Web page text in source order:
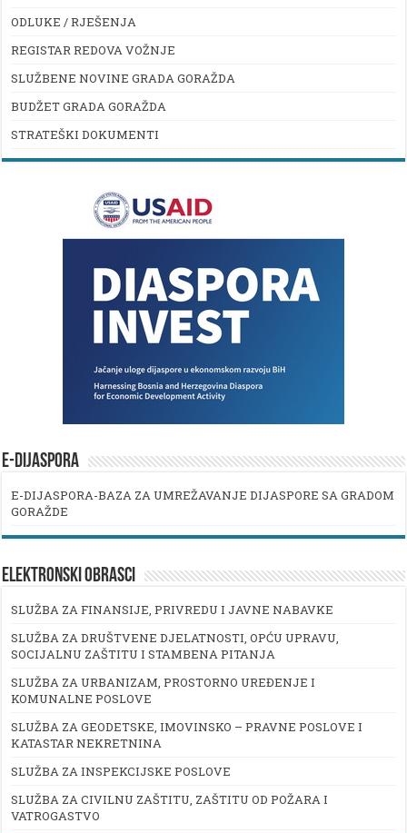
ODLUKE / RJEŠENJA
REGISTAR REDOVA VOŽNJE
SLUŽBENE NOVINE GRADA GORAŽDA
BUDŽET GRADA GORAŽDA
STRATEŠKI DOKUMENTI
E-DIJASPORA
E-DIJASPORA-BAZA ZA UMREŽAVANJE DIJASPORE SA GRADOM
GORAŽDE
ELEKTRONSKI OBRASCI
SLUŽBA ZA FINANSIJE, PRIVREDU I JAVNE NABAVKE
SLUŽBA ZA DRUŠTVENE DJELATNOSTI, OPĆU UPRAVU,
SOCIJALNU ZAŠTITU I STAMBENA PITANJA
SLUŽBA ZA URBANIZAM, PROSTORNO UREĐENJE I
KOMUNALNE POSLOVE
SLUŽBA ZA GEODETSKE, IMOVINSKO – PRAVNE POSLOVE I
KATASTAR NEKRETNINA
SLUŽBA ZA INSPEKCIJSKE POSLOVE
SLUŽBA ZA CIVILNU ZAŠTITU, ZAŠTITU OD POŽARA I
VATROGASTVO